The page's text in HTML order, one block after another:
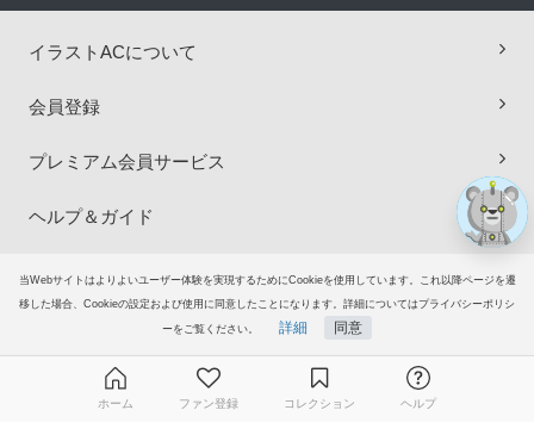
当Webサイトはよりよいユーザー体験を実現するためにCookieを使用しています。これ以降ページを遷
移した場合、Cookieの設定および使用に同意したことになります。詳細についてはプライバシーポリシ
ーをご覧ください。 詳細 同意
イラストACについて
会員登録
プレミアム会員サービス
ヘルプ＆ガイド
グループサイト
ご意見・ご要望
© 2006-2026 イラストAC
ホーム ファン登録 コレクション ヘルプ